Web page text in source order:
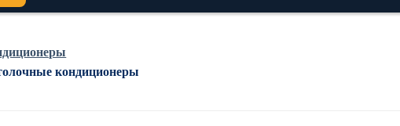
кондиционеры